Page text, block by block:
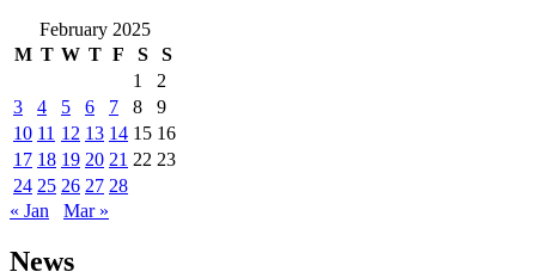
February 2025
M T W T F S
S
1
2
3
4 5 6 7 8
9
10 11 12 13 14 15 16
17 18 19 20 21 22 23
24 25 26 27 28
« Jan
Mar »
News